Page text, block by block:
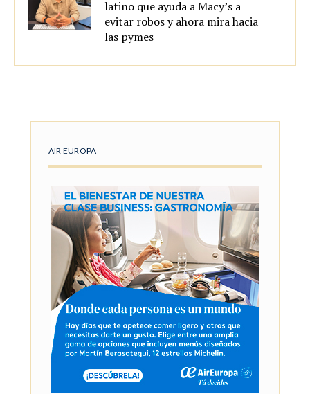
latino que ayuda a Macy’s a
evitar robos y ahora mira hacia
las pymes
AIR EUROPA